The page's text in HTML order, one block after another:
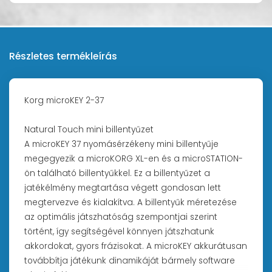
Részletes termékleírás
Korg microKEY 2-37
Natural Touch mini billentyűzet
A microKEY 37 nyomásérzékeny mini billentyűje
megegyezik a microKORG XL-en és a microSTATION-
ön található billentyűkkel. Ez a billentyűzet a
jatékélmény megtartása végett gondosan lett
megtervezve és kialakítva. A billentyűk méretezése
az optimális játszhatóság szempontjai szerint
történt, így segítségével könnyen játszhatunk
akkordokat, gyors frázisokat. A microKEY akkurátusan
továbbítja játékunk dinamikáját bármely software